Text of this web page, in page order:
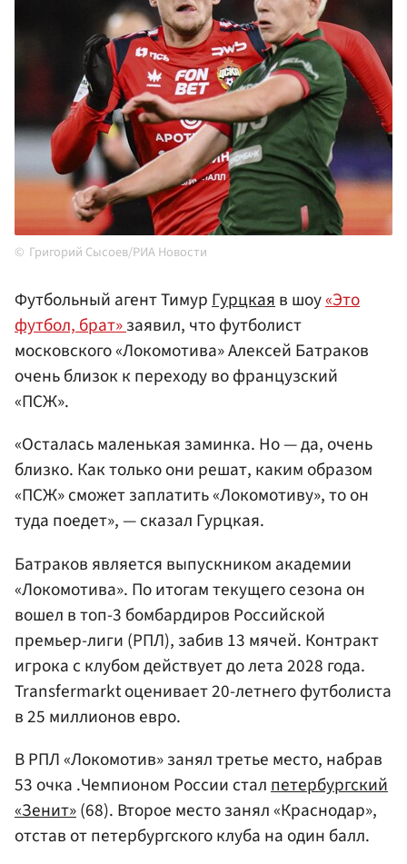
Григорий Сысоев/РИА Новости
Футбольный агент ТимурГурцкаяв шоу«Это
футбол, брат»заявил, что футболист
московского «Локомотива» Алексей Батраков
очень близок к переходу во французский
«ПСЖ».
«Осталась маленькая заминка. Но — да, очень
близко. Как только они решат, каким образом
«ПСЖ» сможет заплатить «Локомотиву», то он
туда поедет», — сказал Гурцкая.
Батраков является выпускником академии
«Локомотива». По итогам текущего сезона он
вошел в топ-3 бомбардиров Российской
премьер-лиги (РПЛ), забив 13 мячей. Контракт
игрока с клубом действует до лета 2028 года.
Transfermarkt оценивает 20-летнего футболиста
в 25 миллионов евро.
В РПЛ «Локомотив» занял третье место, набрав
53 очка .Чемпионом России сталпетербургский
«Зенит»(68). Второе место занял «Краснодар»,
отстав от петербургского клуба на один балл.